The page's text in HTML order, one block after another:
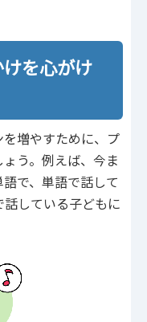
を心がけ
増やすために、プ
う。例えば、今ま
で、単語で話して
している子どもに